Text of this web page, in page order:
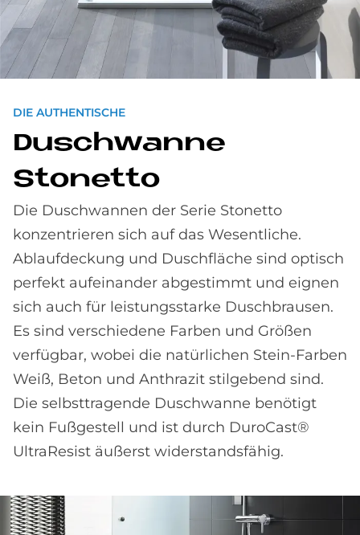
DIE AUTHENTISCHE
Dusch­wan­ne
Stonet­to
Die Duschwannen der Serie Stonetto
konzentrieren sich auf das Wesentliche.
Ablaufdeckung und Duschfläche sind optisch
perfekt aufeinander abgestimmt und eignen
sich auch für leistungsstarke Duschbrausen.
Es sind verschiedene Farben und Größen
verfügbar, wobei die natürlichen Stein-Farben
Weiß, Beton und Anthrazit stilgebend sind.
Die selbsttragende Duschwanne benötigt
kein Fußgestell und ist durch DuroCast®
UltraResist äußerst widerstandsfähig.